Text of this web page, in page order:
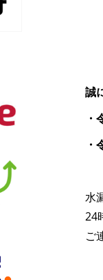
誠
・
・
水
24
ご